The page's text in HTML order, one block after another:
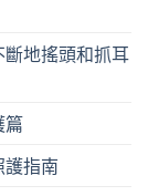
斷地搖頭和抓耳
篇
護指南